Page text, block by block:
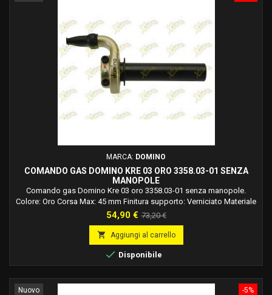
MARCA: DOMINO
COMANDO GAS DOMINO KRE 03 ORO 3358.03-01 SENZA
MANOPOLE
Comando gas Domino Kre 03 oro 3358.03-01 senza manopole.
Colore: Oro Corsa Max: 45 mm Finitura supporto: Verniciato Materiale
supporto: Alluminio Rapidità: 2,6 °/mm
Prezzo
54,90 € Prezzo
base
73,20 €
 Aggiungi al carrello
 Disponibile
-5%
Nuovo